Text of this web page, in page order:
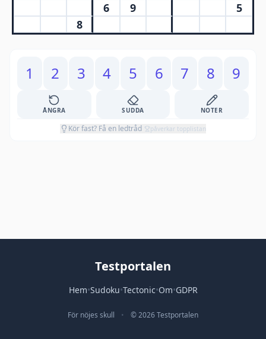
6
9
5
8
1 2 3 4 5 6 7 8 9
ÅNGRA SUDDA NOTER
Kör fast? Få en ledtråd påverkar topplistan
Testportalen
Hem•Sudoku•Tectonic•Om•GDPR
För nöjes skull • © 2026 Testportalen